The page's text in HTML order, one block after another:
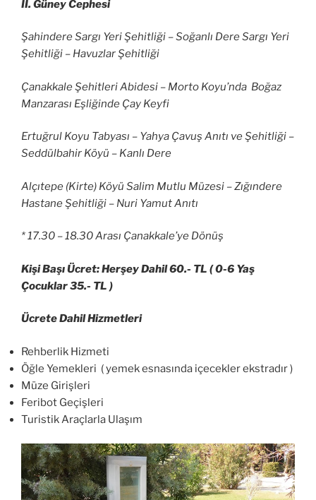
II. Güney Cephesi
Şahindere Sargı Yeri Şehitliği – Soğanlı Dere Sargı Yeri
Şehitliği – Havuzlar Şehitliği
Çanakkale Şehitleri Abidesi – Morto Koyu’nda Boğaz
Manzarası Eşliğinde Çay Keyfi
Ertuğrul Koyu Tabyası – Yahya Çavuş Anıtı ve Şehitliği –
Seddülbahir Köyü – Kanlı Dere
Alçıtepe (Kirte) Köyü Salim Mutlu Müzesi – Zığındere
Hastane Şehitliği – Nuri Yamut Anıtı
* 17.30 – 18.30 Arası Çanakkale’ye Dönüş
Kişi Başı Ücret: Herşey Dahil 60.- TL ( 0-6 Yaş
Çocuklar 35.- TL )
Ücrete Dahil Hizmetleri
Rehberlik Hizmeti
Öğle Yemekleri ( yemek esnasında içecekler ekstradır )
Müze Girişleri
Feribot Geçişleri
Turistik Araçlarla Ulaşım